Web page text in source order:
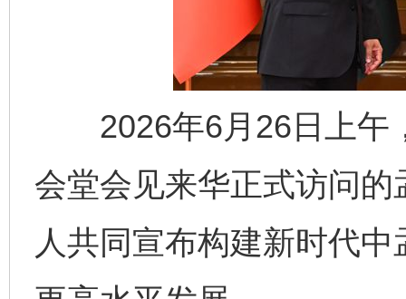
2026年6月26日上午
会堂会见来华正式访问
人共同宣布构建新时代